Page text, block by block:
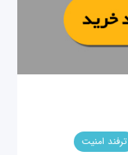
ترفند امنیت